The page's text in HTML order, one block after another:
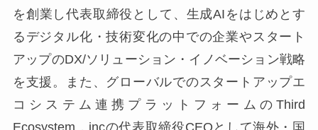
を創業し代表取締役として、生成AIをはじめとす
るデジタル化・技術変化の中での企業やスタート
アップのDX/ソリューション・イノベーション戦略
を支援。また、グローバルでのスタートアップエ
コシステム連携プラットフォームのThird